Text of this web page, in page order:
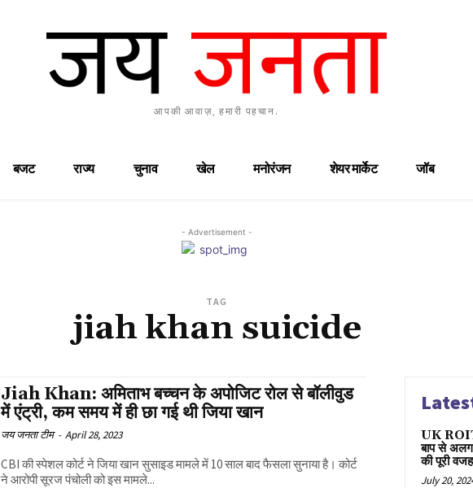
आपकी आवाज़, हमारी पहचान.
बजट राज्य चुनाव खेल मनोरंजन शेयर मार्केट जॉब
- Advertisement -
TAG
jiah khan suicide
Jiah Khan: अमिताभ बच्चन के अपोजिट रोल से बॉलीवुड
में एंट्री, कम समय में ही छा गई थी जिया खान
जय जनता टीम - April 28, 2023
CBI की स्पेशल कोर्ट ने जिया खान सुसाइड मामले में 10 साल बाद फैसला सुनाया है। कोर्ट
ने आरोपी सूरज पंचोली को इस मामले...
UK
बाप से
की पूरी
July 20,